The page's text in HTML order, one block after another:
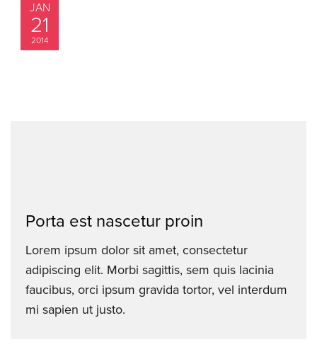
JAN
21
2014
Porta est nascetur proin
Lorem ipsum dolor sit amet, consectetur
adipiscing elit. Morbi sagittis, sem quis lacinia
faucibus, orci ipsum gravida tortor, vel interdum
mi sapien ut justo.